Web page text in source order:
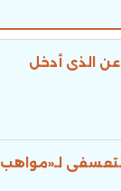
الذى أدخل
لـ«مواهب